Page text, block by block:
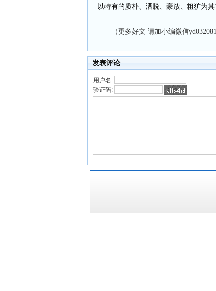
以特有的质朴、洒脱、豪放、粗犷为
（更多好文 请加小编微信
发表评论
用户名:
验证码: